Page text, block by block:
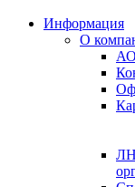
Информация
О
АО